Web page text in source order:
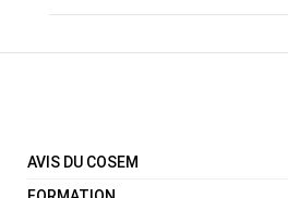
AVIS DU COSEM